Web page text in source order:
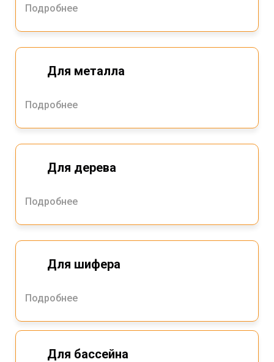
Подробнее
Для металла
Подробнее
Для дерева
Подробнее
Для шифера
Подробнее
Для бассейна